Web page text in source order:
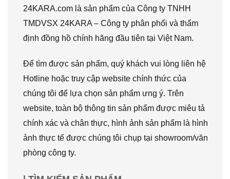
24KARA.com là sản phẩm của Công ty TNHH
TMDVSX 24KARA – Công ty phân phối và thẩm
định đồng hồ chính hãng đầu tiên tại Việt Nam.
Để tìm được sản phẩm, quý khách vui lòng liên hệ
Hotline hoặc truy cập website chính thức của
chúng tôi để lựa chọn sản phẩm ưng ý. Trên
website, toàn bộ thông tin sản phẩm được miêu tả
chính xác và chân thực, hình ảnh sản phẩm là hình
ảnh thực tế được chúng tôi chụp tại showroom/văn
phòng công ty.